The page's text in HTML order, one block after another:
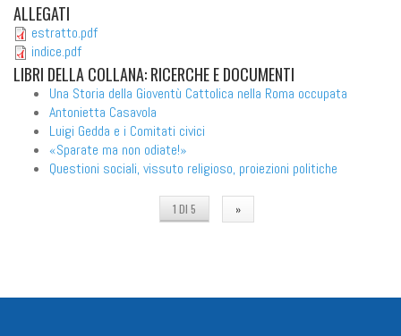
ALLEGATI
estratto.pdf
indice.pdf
LIBRI DELLA COLLANA: RICERCHE E DOCUMENTI
Una Storia della Gioventù Cattolica nella Roma occupata
Antonietta Casavola
Luigi Gedda e i Comitati civici
«Sparate ma non odiate!»
Questioni sociali, vissuto religioso, proiezioni politiche
1 DI 5 »